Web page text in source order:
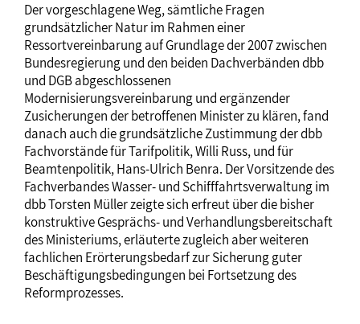
Der vorgeschlagene Weg, sämtliche Fragen
grundsätzlicher Natur im Rahmen einer
Ressortvereinbarung auf Grundlage der 2007 zwischen
Bundesregierung und den beiden Dachverbänden dbb
und DGB abgeschlossenen
Modernisierungsvereinbarung und ergänzender
Zusicherungen der betroffenen Minister zu klären, fand
danach auch die grundsätzliche Zustimmung der dbb
Fachvorstände für Tarifpolitik, Willi Russ, und für
Beamtenpolitik, Hans-Ulrich Benra. Der Vorsitzende des
Fachverbandes Wasser- und Schifffahrtsverwaltung im
dbb Torsten Müller zeigte sich erfreut über die bisher
konstruktive Gesprächs- und Verhandlungsbereitschaft
des Ministeriums, erläuterte zugleich aber weiteren
fachlichen Erörterungsbedarf zur Sicherung guter
Beschäftigungsbedingungen bei Fortsetzung des
Reformprozesses.